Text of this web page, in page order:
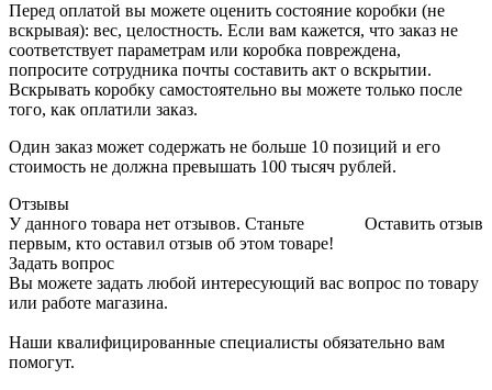
Перед оплатой вы можете оценить состояние коробки (не
вскрывая): вес, целостность. Если вам кажется, что заказ не
соответствует параметрам или коробка повреждена,
попросите сотрудника почты составить акт о вскрытии.
Вскрывать коробку самостоятельно вы можете только после
того, как оплатили заказ.
Один заказ может содержать не больше 10 позиций и его
стоимость не должна превышать 100 тысяч рублей.
Отзывы
Оставить отзыв
У данного товара нет отзывов. Станьте
первым, кто оставил отзыв об этом товаре!
Задать вопрос
Вы можете задать любой интересующий вас вопрос по товару
или работе магазина.
Наши квалифицированные специалисты обязательно вам
помогут.